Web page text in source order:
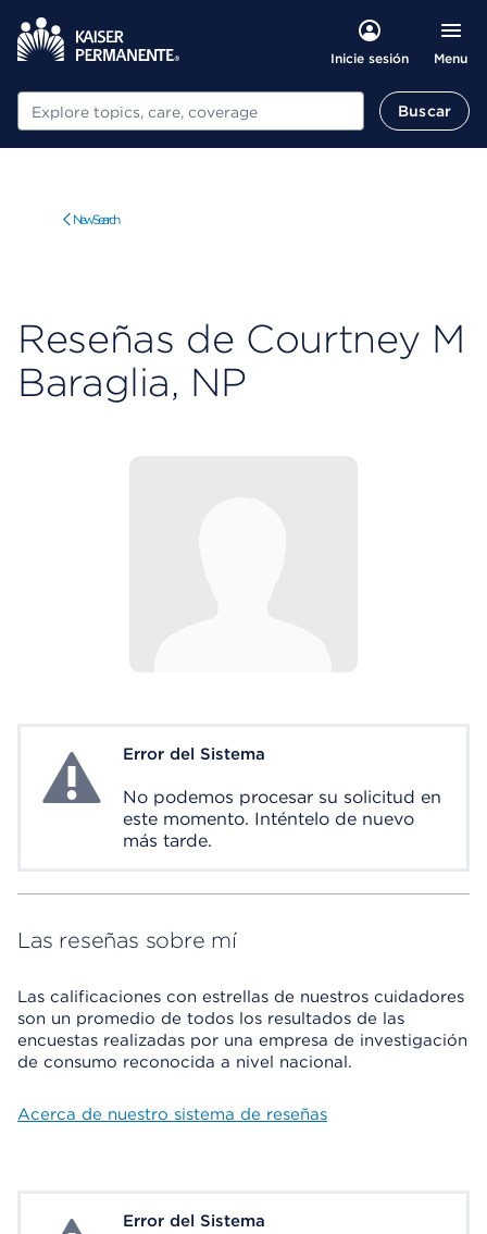
Inicie sesión Menu
Buscar Buscar
New Search
Reseñas de Courtney M
Baraglia, NP
System ErrorError del Sistema
No podemos procesar su solicitud en
este momento. Inténtelo de nuevo
más tarde.
Las reseñas sobre mí
Las calificaciones con estrellas de nuestros cuidadores
son un promedio de todos los resultados de las
encuestas realizadas por una empresa de investigación
de consumo reconocida a nivel nacional.
Acerca de nuestro sistema de reseñas
System ErrorError del Sistema